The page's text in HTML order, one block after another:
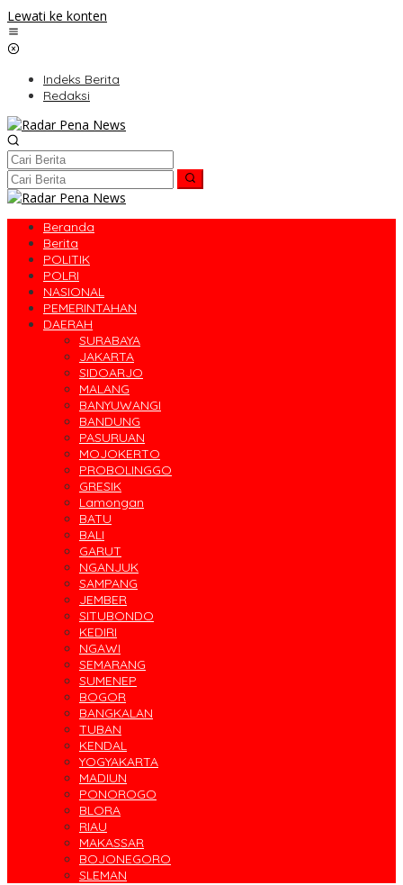
Lewati ke konten
Indeks Berita
Redaksi
Beranda
Berita
POLITIK
POLRI
NASIONAL
PEMERINTAHAN
DAERAH
SURABAYA
JAKARTA
SIDOARJO
MALANG
BANYUWANGI
BANDUNG
PASURUAN
MOJOKERTO
PROBOLINGGO
GRESIK
Lamongan
BATU
BALI
GARUT
NGANJUK
SAMPANG
JEMBER
SITUBONDO
KEDIRI
NGAWI
SEMARANG
SUMENEP
BOGOR
BANGKALAN
TUBAN
KENDAL
YOGYAKARTA
MADIUN
PONOROGO
BLORA
RIAU
MAKASSAR
BOJONEGORO
SLEMAN